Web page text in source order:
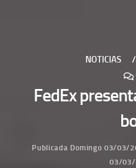
NOTICIAS /
FedEx
Publicada Domingo 03/03/
03/03/